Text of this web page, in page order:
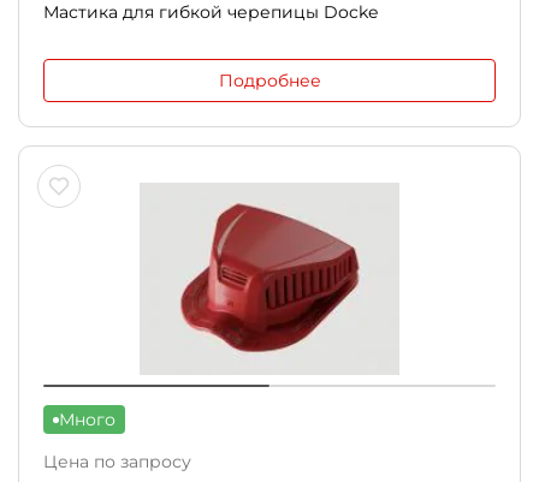
Мастика для гибкой черепицы Docke
Подробнее
Много
Цена по запросу